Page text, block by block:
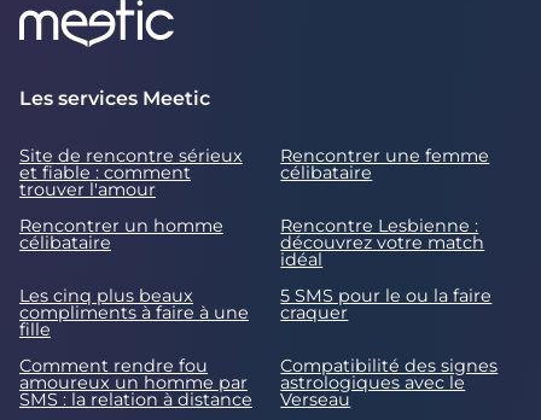
Les services Meetic
Site de rencontre sérieux
et fiable : comment
trouver l'amour
Rencontrer une femme
célibataire
Rencontrer un homme
célibataire
Rencontre Lesbienne :
découvrez votre match
idéal
Les cinq plus beaux
compliments à faire à une
fille
5 SMS pour le ou la faire
craquer
Comment rendre fou
amoureux un homme par
SMS : la relation à distance
Compatibilité des signes
astrologiques avec le
Verseau